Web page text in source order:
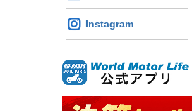
Instagram